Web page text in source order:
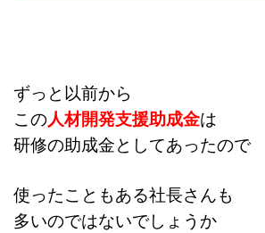
ずっと以前から
この人材開発支援助成金は
研修の助成金としてあったので
使ったこともある社長さんも
多いのではないでしょうか